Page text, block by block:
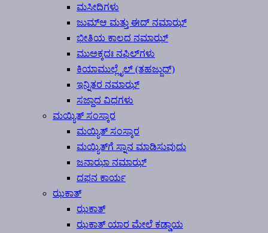
ಮಸೀದಿಗಳು
ಜುಮ್‍ಆ ಮತ್ತು ಈದ್ ನಮಾಝ್
ಭೀತಿಯ ಕಾಲದ ನಮಾಝ್
ಮುಅಕ್ಕದಃ ನಫಿಲ್‍ಗಳು
ಕಿಯಾಮುಲ್ಲೈಲ್ (ತಹಜ್ಜುದ್)
ಇನ್ನಿತರ ನಮಾಝ್
ಸಜ್ದಾದ ವಿಧಗಳು
ಮಯ್ಯಿತ್ ಸಂಸ್ಕಾರ
ಮಯ್ಯಿತ್ ಸಂಸ್ಕಾರ
ಮಯ್ಯಿತ್‍ಗೆ ಸ್ನಾನ ಮಾಡಿಸುವುದು
ಜನಾಝಾ ನಮಾಝ್
ದಫನ ಕಾರ್ಯ
ಝಕಾತ್
ಝಕಾತ್
ಝಕಾತ್ ಯಾರ ಮೇಲೆ ಕಡ್ಡಾಯ